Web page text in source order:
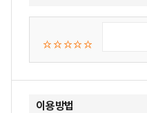
이용방법